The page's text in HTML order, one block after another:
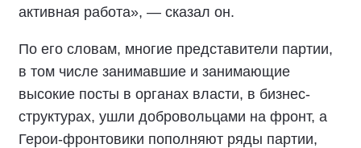
активная работа», — сказал он.
По его словам, многие представители партии,
в том числе занимавшие и занимающие
высокие посты в органах власти, в бизнес-
структурах, ушли добровольцами на фронт, а
Герои-фронтовики пополняют ряды партии,